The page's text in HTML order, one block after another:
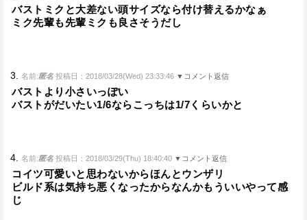
バストミクと大差ない頭サイズなら付け替えるかなぁ
ミク先輩も先輩ミクも良さそうだし
3. 名前:匿名 投稿日：2018/03/28(Wed) 23:33:46 ▼コメント返信
バストより小さいっぽい
バストがだいたい1/6ならこっちは1/7くらいかと
4. 名前:匿名 投稿日：2018/03/29(Thu) 18:40:40 ▼コメント返信
コイツ可愛いと思わないからほんとウンザリ
ビルド系は気持ち悪くなったからなんかもういいやって感
じ